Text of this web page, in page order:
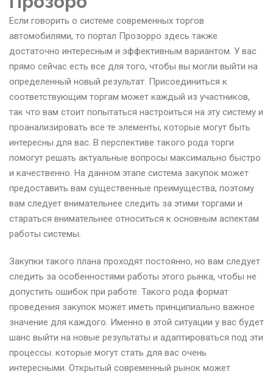
Если говорить о системе современных торгов
автомобилями, то портал Прозорро здесь также
достаточно интересным и эффективным вариантом. У вас
прямо сейчас есть все для того, чтобы вы могли выйти на
определенный новый результат. Присоединиться к
соответствующим торгам может каждый из участников,
так что вам стоит попытаться настроиться на эту систему и
проанализировать все те элементы, которые могут быть
интересны для вас. В перспективе такого рода торги
помогут решать актуальные вопросы максимально быстро
и качественно. На данном этапе система закупок может
предоставить вам существенные преимущества, поэтому
вам следует внимательнее следить за этими торгами и
стараться внимательнее относиться к основным аспектам
работы системы.
Закупки такого плана проходят постоянно, но вам следует
следить за особенностями работы этого рынка, чтобы не
допустить ошибок при работе. Такого рода формат
проведения закупок может иметь принципиально важное
значение для каждого. Именно в этой ситуации у вас будет
шанс выйти на новые результаты и адаптироваться под эти
процессы. которые могут стать для вас очень
интересными. Открытый современный рынок может